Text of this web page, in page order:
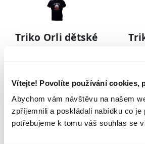
Vítejte! Povolíte používání cookies,
Abychom vám návštěvu na našem
zpříjemnili a poskládali nabídku co je
potřebujeme k tomu váš souhlas se
Triko Orli dětské
399 Kč
Vychytejte
všechny
akce a výprodeje